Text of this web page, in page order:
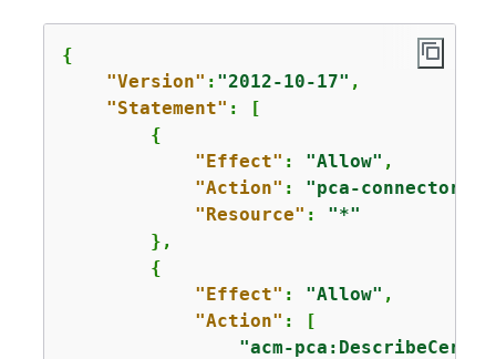
{
"Version" : "2012-10-17" ,
"Statement" : [
{
"Effect" : "Allow" ,
"Action" : "pca-connector-
"Resource" : "*"
        },
{
"Effect" : "Allow" ,
"Action" : [
"acm-